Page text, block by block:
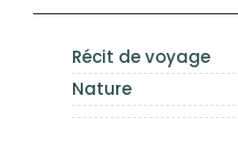
Récit de voyage
Nature